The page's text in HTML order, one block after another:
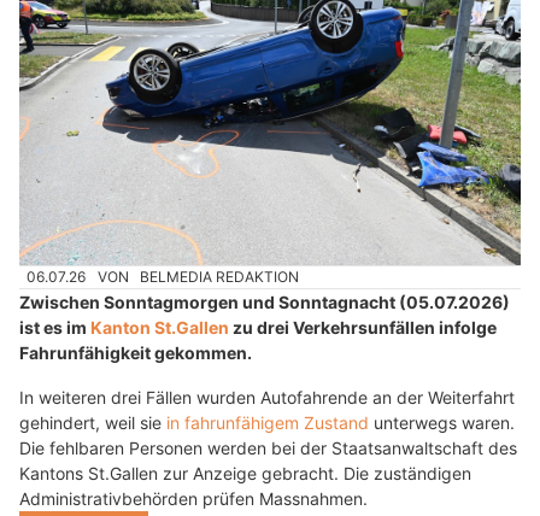
06.07.26 VON BELMEDIA REDAKTION
Zwischen Sonntagmorgen und Sonntagnacht (05.07.2026)
ist es im Kanton St.Gallen zu drei Verkehrsunfällen infolge
Fahrunfähigkeit gekommen.
In weiteren drei Fällen wurden Autofahrende an der Weiterfahrt
gehindert, weil sie in fahrunfähigem Zustand unterwegs waren.
Die fehlbaren Personen werden bei der Staatsanwaltschaft des
Kantons St.Gallen zur Anzeige gebracht. Die zuständigen
Administrativbehörden prüfen Massnahmen.